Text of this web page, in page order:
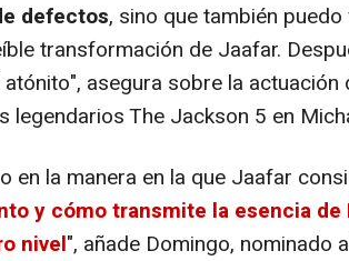
defectos, sino que también
transformación de Jaafar.
asegura sobre la
legendarios The Jackson 5 en
en la manera en la que Jaafar
y cómo transmite la esencia de
nivel", añade Domingo, nominado